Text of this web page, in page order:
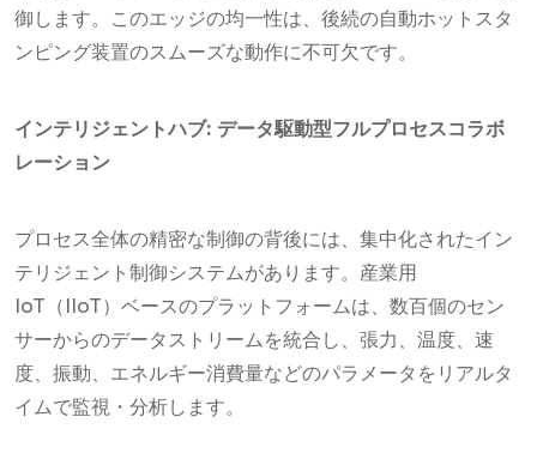
御します。このエッジの均一性は、後続の自動ホットスタ
ンピング装置のスムーズな動作に不可欠です。
インテリジェントハブ: データ駆動型フルプロセスコラボ
レーション
プロセス全体の精密な制御の背後には、集中化されたイン
テリジェント制御システムがあります。産業用
IoT（IIoT）ベースのプラットフォームは、数百個のセン
サーからのデータストリームを統合し、張力、温度、速
度、振動、エネルギー消費量などのパラメータをリアルタ
イムで監視・分析します。